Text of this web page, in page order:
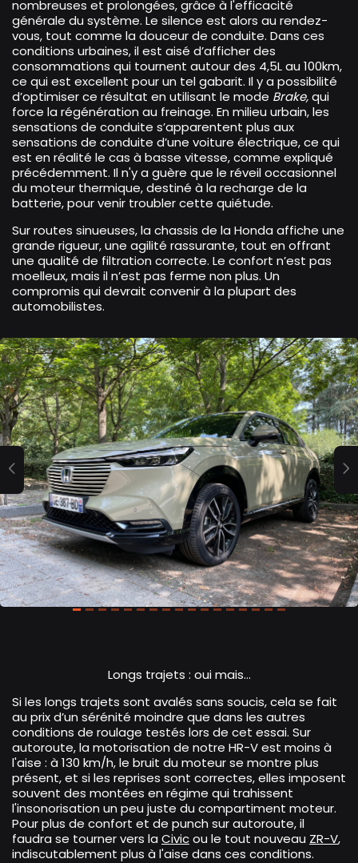
nombreuses et prolongées, grâce à l'efficacité
générale du système. Le silence est alors au rendez-
vous, tout comme la douceur de conduite. Dans ces
conditions urbaines, il est aisé d’afficher des
consommations qui tournent autour des 4,5L au 100km,
ce qui est excellent pour un tel gabarit. Il y a possibilité
d’optimiser ce résultat en utilisant le mode Brake,qui
force la régénération au freinage. En milieu urbain, les
sensations de conduite s’apparentent plus aux
sensations de conduite d’une voiture électrique, ce qui
est en réalité le cas à basse vitesse, comme expliqué
précédemment. Il n'y a guère que le réveil occasionnel
du moteur thermique, destiné à la recharge de la
batterie, pour venir troubler cette quiétude.
Sur routes sinueuses, la chassis de la Honda affiche une
grande rigueur, une agilité rassurante, tout en offrant
une qualité de filtration correcte. Le confort n’est pas
moelleux, mais il n’est pas ferme non plus. Un
compromis qui devrait convenir à la plupart des
automobilistes.
Previous
Longs trajets : oui mais...
Si les longs trajets sont avalés sans soucis, cela se fait
au prix d’un sérénité moindre que dans les autres
conditions de roulage testés lors de cet essai. Sur
autoroute, la motorisation de notre HR-V est moins à
l'aise : à 130 km/h, le bruit du moteur se montre plus
présent, et si les reprises sont correctes, elles imposent
souvent des montées en régime qui trahissent
l'insonorisation un peu juste du compartiment moteur.
Pour plus de confort et de punch sur autoroute, il
faudra se tourner vers la Civicou le tout nouveau ZR-V,
indiscutablement plus à l'aise dans ces conditions.